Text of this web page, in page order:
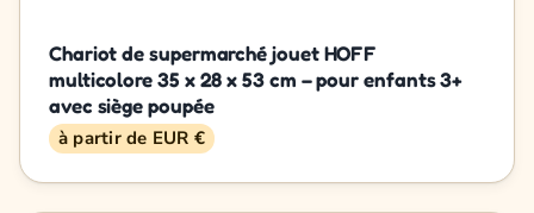
Chariot de supermarché jouet HOFF
multicolore 35 x 28 x 53 cm – pour enfants 3+
avec siège poupée
à partir de EUR €